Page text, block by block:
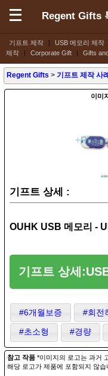
기프트 제작 | USB 메모리 제작
제작
| Corporate Gift | Gifts
Regent Gifts
Regent Gifts >기프트 제작 사례
이미
기프트 상세 :
OUHK USB 메모리 -
기프트 상세
#6개월보증 #회전
#초소형 #경량
참고 작품 *이미지의 로고는 과거
해당 로고가 제품에 포함되지 않습